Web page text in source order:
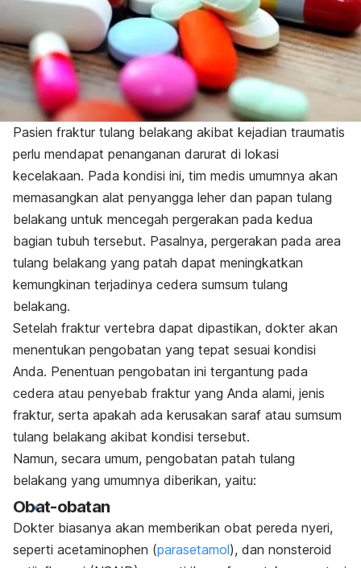
Pasien fraktur tulang belakang akibat kejadian traumatis
perlu mendapat penanganan darurat di lokasi
kecelakaan. Pada kondisi ini, tim medis umumnya akan
memasangkan alat penyangga leher dan papan tulang
belakang untuk mencegah pergerakan pada kedua
bagian tubuh tersebut. Pasalnya, pergerakan pada area
tulang belakang yang patah dapat meningkatkan
kemungkinan terjadinya cedera sumsum tulang
belakang.
Setelah fraktur vertebra dapat dipastikan, dokter akan
menentukan pengobatan yang tepat sesuai kondisi
Anda. Penentuan pengobatan ini tergantung pada
cedera atau penyebab fraktur yang Anda alami, jenis
fraktur, serta apakah ada kerusakan saraf atau sumsum
tulang belakang akibat kondisi tersebut.
Namun, secara umum, pengobatan patah tulang
belakang yang umumnya diberikan, yaitu:
Obat-obatan
Dokter biasanya akan memberikan obat pereda nyeri,
seperti acetaminophen (parasetamol), dan nonsteroid